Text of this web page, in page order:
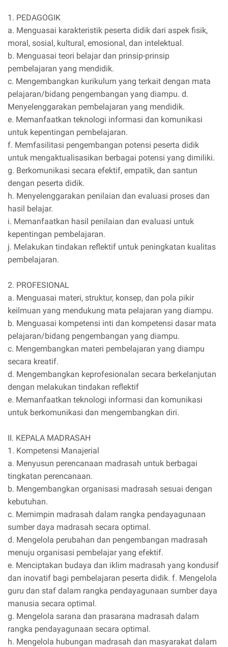
1. PEDAGOGIK
a. Menguasai karakteristik peserta didik dari aspek fisik,
moral, sosial, kultural, emosional, dan intelektual.
b. Menguasai teori belajar dan prinsip-prinsip
pembelajaran yang mendidik.
c. Mengembangkan kurikulum yang terkait dengan mata
pelajaran/bidang pengembangan yang diampu. d.
Menyelenggarakan pembelajaran yang mendidik.
e. Memanfaatkan teknologi informasi dan komunikasi
untuk kepentingan pembelajaran.
f. Memfasilitasi pengembangan potensi peserta didik
untuk mengaktualisasikan berbagai potensi yang dimiliki.
g. Berkomunikasi secara efektif, empatik, dan santun
dengan peserta didik.
h. Menyelenggarakan penilaian dan evaluasi proses dan
hasil belajar.
i. Memanfaatkan hasil penilaian dan evaluasi untuk
kepentingan pembelajaran.
j. Melakukan tindakan reflektif untuk peningkatan kualitas
pembelajaran.
2. PROFESIONAL
a. Menguasai materi, struktur, konsep, dan pola pikir
keilmuan yang mendukung mata pelajaran yang diampu.
b. Menguasai kompetensi inti dan kompetensi dasar mata
pelajaran/bidang pengembangan yang diampu.
c. Mengembangkan materi pembelajaran yang diampu
secara kreatif.
d. Mengembangkan keprofesionalan secara berkelanjutan
dengan melakukan tindakan reflektif
e. Memanfaatkan teknologi informasi dan komunikasi
untuk berkomunikasi dan mengembangkan diri.
II. KEPALA MADRASAH
1. Kompetensi Manajerial
a. Menyusun perencanaan madrasah untuk berbagai
tingkatan perencanaan.
b. Mengembangkan organisasi madrasah sesuai dengan
kebutuhan.
c. Memimpin madrasah dalam rangka pendayagunaan
sumber daya madrasah secara optimal.
d. Mengelola perubahan dan pengembangan madrasah
menuju organisasi pembelajar yang efektif.
e. Menciptakan budaya dan iklim madrasah yang kondusif
dan inovatif bagi pembelajaran peserta didik. f. Mengelola
guru dan staf dalam rangka pendayagunaan sumber daya
manusia secara optimal.
g. Mengelola sarana dan prasarana madrasah dalam
rangka pendayagunaan secara optimal.
h. Mengelola hubungan madrasah dan masyarakat dalam